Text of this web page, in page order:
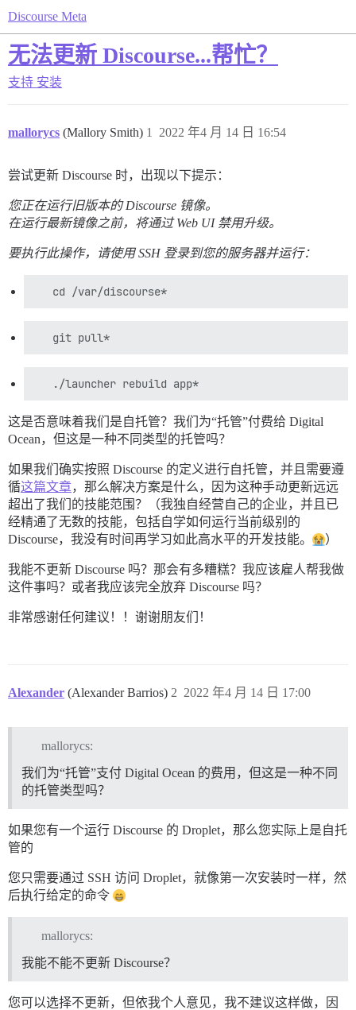
Discourse Meta
无法更新 Discourse...帮忙？
支持 安装
mallorycs (Mallory Smith) 2022 年4 月 14 日 16:54
1
尝试更新 Discourse 时，出现以下提示：
您正在运行旧版本的 Discourse 镜像。
在运行最新镜像之前，将通过 Web UI 禁用升级。
要执行此操作，请使用 SSH 登录到您的服务器并运行：
这是否意味着我们是自托管？我们为“托管”付费给 Digital
Ocean，但这是一种不同类型的托管吗？
如果我们确实按照 Discourse 的定义进行自托管，并且需要遵
循这篇文章，那么解决方案是什么，因为这种手动更新远远
超出了我们的技能范围？（我独自经营自己的企业，并且已
经精通了无数的技能，包括自学如何运行当前级别的
Discourse，我没有时间再学习如此高水平的开发技能。
）
我能不更新 Discourse 吗？那会有多糟糕？我应该雇人帮我做
这件事吗？或者我应该完全放弃 Discourse 吗？
非常感谢任何建议！！谢谢朋友们！
Alexander (Alexander Barrios) 2022 年4 月 14 日 17:00
2
mallorycs:
我们为“托管”支付 Digital Ocean 的费用，但这是一种不同
的托管类型吗？
如果您有一个运行 Discourse 的 Droplet，那么您实际上是自托
管的
您只需要通过 SSH 访问 Droplet，就像第一次安装时一样，然
后执行给定的命令
mallorycs:
我能不能不更新 Discourse？
您可以选择不更新，但依我个人意见，我不建议这样做，因